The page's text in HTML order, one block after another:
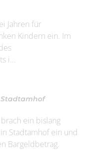
Jahren für
Kindern ein. Im
i...
ein bislang
Stadtamhof ein und
Bargeldbetrag.